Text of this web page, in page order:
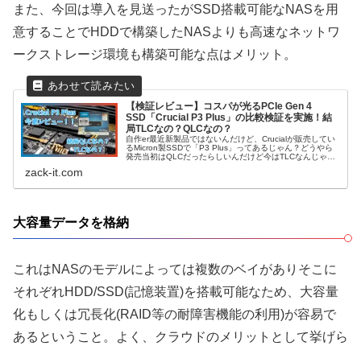
また、今回は導入を見送ったがSSD搭載可能なNASを用
意することでHDDで構築したNASよりも高速なネットワ
ークストレージ環境も構築可能な点はメリット。
【検証レビュー】コスパが光るPCIe Gen 4
SSD「Crucial P3 Plus」の比較検証を実施！結
局TLCなの？QLCなの？
自作er最近新製品ではないんだけど、Crucialが販売してい
るMicron製SSDで「P3 Plus」ってあるじゃん？どうやら
発売当初はQLCだったらしいんだけど今はTLCなんじゃな
zack-it.com
大容量データを格納
これはNASのモデルによっては複数のベイがありそこに
それぞれHDD/SSD(記憶装置)を搭載可能なため、大容量
化もしくは冗長化(RAID等の耐障害機能の利用)が容易で
あるということ。よく、クラウドのメリットとして挙げら